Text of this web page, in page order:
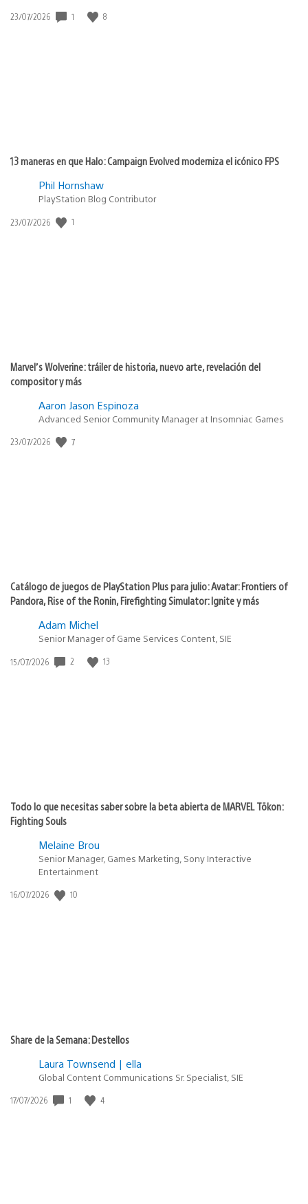
Fecha
23/07/2026 1 8
13 maneras en que Halo: Campaign Evolved moderniza el icónico FPS
Phil Hornshaw
PlayStation Blog Contributor
Fecha
23/07/2026 1
Marvel’s Wolverine: tráiler de historia, nuevo arte, revelación del
compositor y más
Aaron Jason Espinoza
Advanced Senior Community Manager at Insomniac Games
Fecha
23/07/2026 7
Catálogo de juegos de PlayStation Plus para julio: Avatar: Frontiers of
Pandora, Rise of the Ronin, Firefighting Simulator: Ignite y más
Adam Michel
Senior Manager of Game Services Content, SIE
Fecha
15/07/2026 2 13
Todo lo que necesitas saber sobre la beta abierta de MARVEL Tōkon:
Fighting Souls
Melaine Brou
Senior Manager, Games Marketing, Sony Interactive
Entertainment
Fecha
16/07/2026 10
Share de la Semana: Destellos
Laura Townsend | ella
Global Content Communications Sr. Specialist, SIE
Fecha
17/07/2026 1 4